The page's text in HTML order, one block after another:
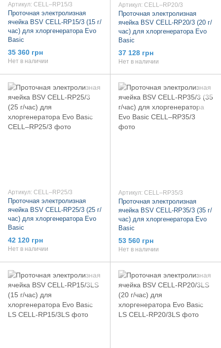
Артикул: CELL–RP15/3
Проточная электролизная
ячейка BSV CELL-RP15/3 (15 г/
час) для хлоргенератора Evo
Basic
35 360 грн
Нет в наличии
Артикул: CELL–RP20/3
Проточная электролизная
ячейка BSV CELL-RP20/3 (20 г/
час) для хлоргенератора Evo
Basic
37 128 грн
Нет в наличии
Артикул: CELL–RP25/3
Проточная электролизная
ячейка BSV CELL-RP25/3 (25 г/
час) для хлоргенератора Evo
Basic
42 120 грн
Нет в наличии
Артикул: CELL–RP35/3
Проточная электролизная
ячейка BSV CELL-RP35/3 (35 г/
час) для хлоргенератора Evo
Basic
53 560 грн
Нет в наличии